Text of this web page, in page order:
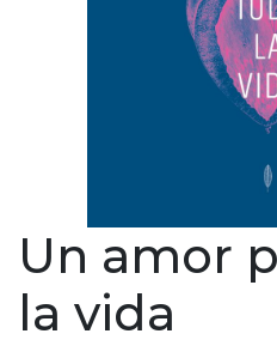
Un amor
la vida